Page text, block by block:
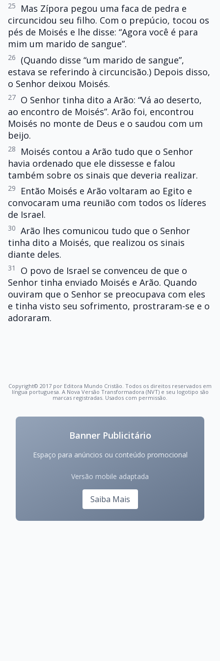
25
Mas Zípora pegou uma faca de pedra e
circuncidou seu filho. Com o prepúcio, tocou os
pés de Moisés e lhe disse: “Agora você é para
mim um marido de sangue”.
26
(Quando disse “um marido de sangue”,
estava se referindo à circuncisão.) Depois disso,
o Senhor deixou Moisés.
27 O Senhor tinha dito a Arão: “Vá ao deserto,
ao encontro de Moisés”. Arão foi, encontrou
Moisés no monte de Deus e o saudou com um
beijo.
28
Moisés contou a Arão tudo que o Senhor
havia ordenado que ele dissesse e falou
também sobre os sinais que deveria realizar.
29
Então Moisés e Arão voltaram ao Egito e
convocaram uma reunião com todos os líderes
de Israel.
30 Arão lhes comunicou tudo que o Senhor
tinha dito a Moisés, que realizou os sinais
diante deles.
31
O povo de Israel se convenceu de que o
Senhor tinha enviado Moisés e Arão. Quando
ouviram que o Senhor se preocupava com eles
e tinha visto seu sofrimento, prostraram-se e o
adoraram.
Copyright© 2017 por Editora Mundo Cristão. Todos os direitos reservados em
língua portuguesa. A Nova Versão Transformadora (NVT) e seu logotipo são
marcas registradas. Usados com permissão.
Banner Publicitário
Espaço para anúncios ou conteúdo promocional
Versão mobile adaptada
Saiba Mais